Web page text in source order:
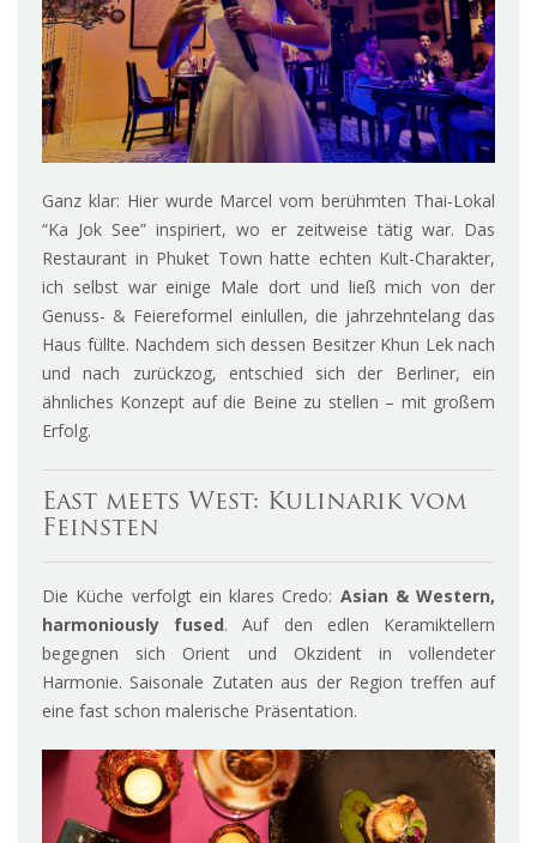
Ganz klar: Hier wurde Marcel vom berühmten Thai-Lokal
“Ka Jok See” inspiriert, wo er zeitweise tätig war. Das
Restaurant in Phuket Town hatte echten Kult-Charakter,
ich selbst war einige Male dort und ließ mich von der
Genuss- & Feiereformel einlullen, die jahrzehntelang das
Haus füllte. Nachdem sich dessen Besitzer Khun Lek nach
und nach zurückzog, entschied sich der Berliner, ein
ähnliches Konzept auf die Beine zu stellen – mit großem
Erfolg.
East meets West: Kulinarik vom
Feinsten
Die Küche verfolgt ein klares Credo: Asian & Western,
harmoniously fused. Auf den edlen Keramiktellern
begegnen sich Orient und Okzident in vollendeter
Harmonie. Saisonale Zutaten aus der Region treffen auf
eine fast schon malerische Präsentation.